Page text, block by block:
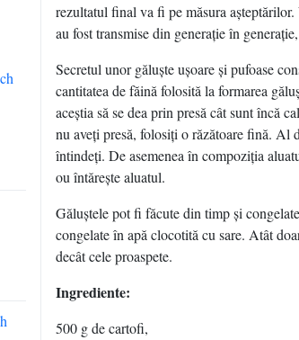
rezultatul final va fi pe măsura
au fost transmise din generaţie în
Secretul unor găluşte uşoare şi pufoase
cantitatea de făină folosită la formarea
aceştia să se dea prin presă cât sunt încă
nu aveţi presă, folosiţi o răzătoare fină. Al
întindeţi. De asemenea în compoziţia
ou întăreşte aluatul.
Găluştele pot fi făcute din timp şi
congelate în apă clocotită cu sare. Atât
decât cele proaspete.
Ingrediente:
500 g de cartofi,